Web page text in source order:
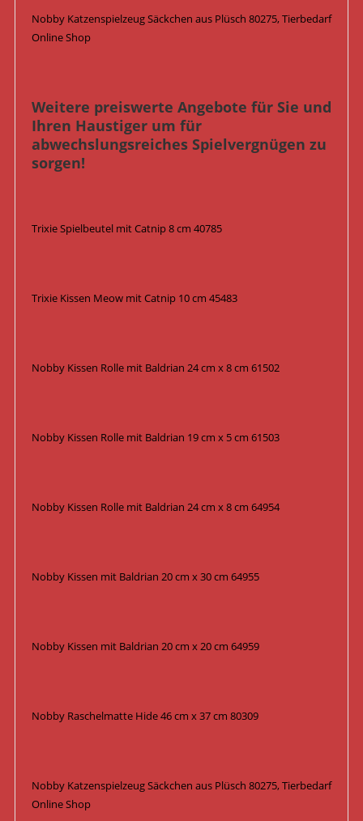
Nobby Katzenspielzeug Säckchen aus Plüsch 80275, Tierbedarf
Online Shop
Weitere preiswerte Angebote für Sie und
Ihren Haustiger um für
abwechslungsreiches Spielvergnügen zu
sorgen!
Trixie Spielbeutel mit Catnip 8 cm 40785
Trixie Kissen Meow mit Catnip 10 cm 45483
Nobby Kissen Rolle mit Baldrian 24 cm x 8 cm 61502
Nobby Kissen Rolle mit Baldrian 19 cm x 5 cm 61503
Nobby Kissen Rolle mit Baldrian 24 cm x 8 cm 64954
Nobby Kissen mit Baldrian 20 cm x 30 cm 64955
Nobby Kissen mit Baldrian 20 cm x 20 cm 64959
Nobby Raschelmatte Hide 46 cm x 37 cm 80309
Nobby Katzenspielzeug Säckchen aus Plüsch 80275, Tierbedarf
Online Shop